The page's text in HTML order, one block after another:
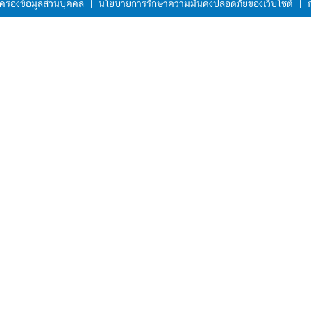
รองข้อมูลส่วนบุคคล | นโยบายการรักษาความมั่นคงปลอดภัยของเว็บไซต์ |